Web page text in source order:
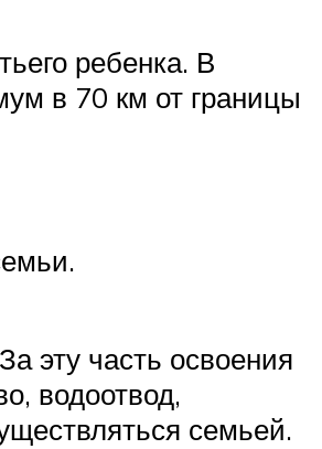
ребенка. В
в 70 км от границы
эту часть освоения
водоотвод,
семьей.